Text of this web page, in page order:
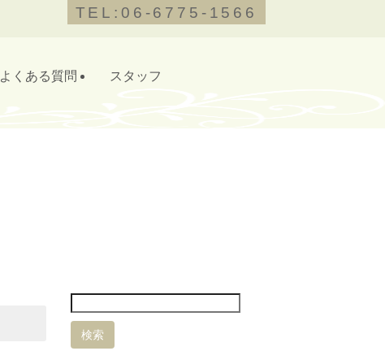
TEL:06-6775-1566
よくある質問 スタッフ